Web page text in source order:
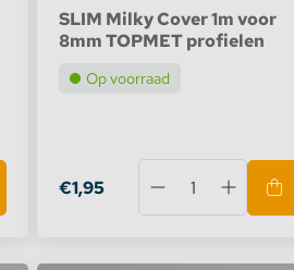
SLIM Milky Cover 1m voor
8mm TOPMET profielen
Op voorraad
€1,95